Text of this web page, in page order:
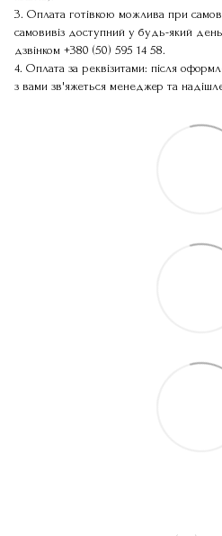
3. Оплата готівкою можлива при
самовивіз доступний у будь-який
дзвінком +380 (50) 595 14 58.
4. Оплата за реквізитами: після
з вами зв'яжеться менеджер та